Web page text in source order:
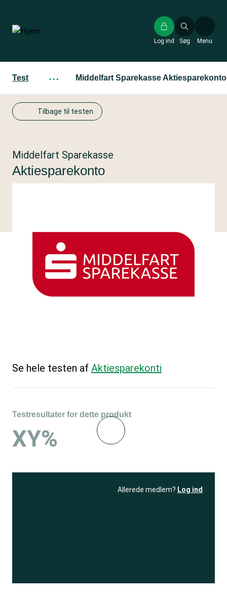
hovedindhold
Søg
Log ind Menu
Test ··· Middelfart Sparekasse Aktiesparekonto
Tilbage til testen
Middelfart Sparekasse
Aktiesparekonto
Se hele testen af Aktiesparekonti
Testresultater for dette produkt
XY%
Allerede medlem? Log ind